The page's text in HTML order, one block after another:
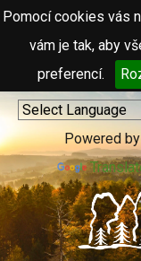
Pomocí cookies vás
vám je tak, aby
preferencí.
Powered by